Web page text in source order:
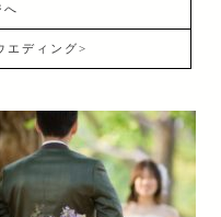
へ
エディング>